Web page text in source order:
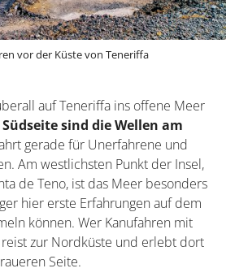
auf Teneriffa ins offene Meer
Südseite sind die Wellen am
gerade für Unerfahrene und
Am westlichsten Punkt der Insel,
de Teno, ist das Meer besonders
hier erste Erfahrungen auf dem
können. Wer Kanufahren mit
zur Nordküste und erlebt dort